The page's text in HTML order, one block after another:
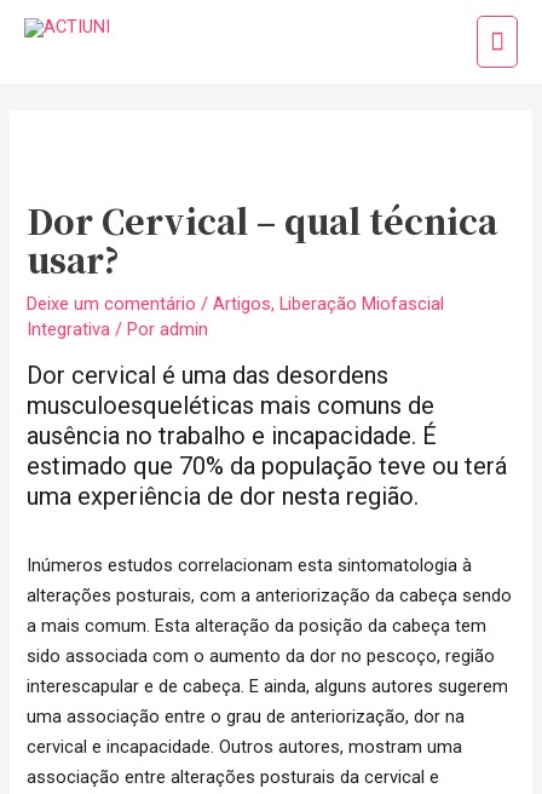
para
Dor Cervical – qual técnica
usar?
Deixe um comentário /Artigos,Liberação Miofascial
Integrativa / Poradmin
Dor cervical é uma das desordens
musculoesqueléticas mais comuns de
ausência no trabalho e incapacidade. É
estimado que 70% da população teve ou terá
uma experiência de dor nesta região.
Inúmeros estudos correlacionam esta sintomatologia à
alterações posturais, com a anteriorização da cabeça sendo
a mais comum. Esta alteração da posição da cabeça tem
sido associada com o aumento da dor no pescoço, região
interescapular e de cabeça. E ainda, alguns autores sugerem
uma associação entre o grau de anteriorização, dor na
cervical e incapacidade. Outros autores, mostram uma
associação entre alterações posturais da cervical e